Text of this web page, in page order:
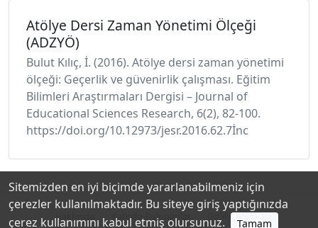
Atölye Dersi Zaman Yönetimi Ölçeği
(ADZYÖ)
Bulut Kılıç, İ. (2016). Atölye dersi zaman yönetimi
ölçeği: Geçerlik ve güvenirlik çalışması. Eğitim
Bilimleri Araştırmaları Dergisi – Journal of
Educational Sciences Research, 6(2), 82-100.
https://doi.org/10.12973/jesr.2016.62.7İnc
Hakkında Katkıda Bulunanlar Gizlilik Politikası
Sitemizden en iyi biçimde yararlanabilmeniz için
çerezler kullanılmaktadır. Bu siteye giriş yaptığınızda
çerez kullanımını kabul etmiş olursunuz.
Tamam